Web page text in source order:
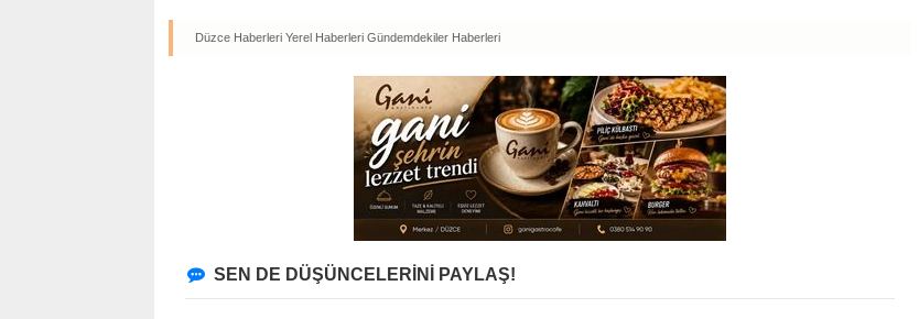
Düzce Haberleri Yerel Haberleri Gündemdekiler Haberleri
SEN DE DÜŞÜNCELERİNİ PAYLAŞ!